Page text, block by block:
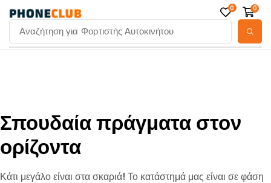
Αναζήτηση για Φορτιστής Αυτοκινήτου
0 0
Σπουδαία πράγματα στον
ορίζοντα
Κάτι μεγάλο είναι στα σκαριά! Το κατάστημά μας είναι σε φάση